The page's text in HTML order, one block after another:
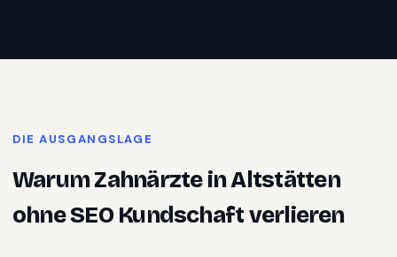
DIE AUSGANGSLAGE
WarumZahnärzteinAltstätten
ohne SEO Kundschaft verlieren